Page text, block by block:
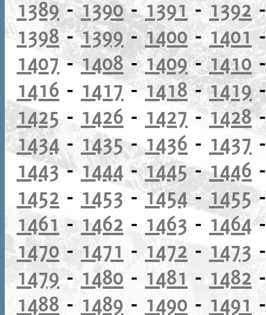
1389-1390-1391 -1392
1398-1399-1400- 1401
1407 -1408- 1409-1410
1416 - 1417-1418-1419
1425 - 1426 - 1427 - 1428
1434- 1435-1436 - 1437
1443- 1444 -1445-1446
1452 - 1453-1454-1455
1461- 1462 - 1463 - 1464
1470- 1471 - 1472 - 1473
1479- 1480 - 1481 - 1482
1488 - 1489 - 1490 - 1491